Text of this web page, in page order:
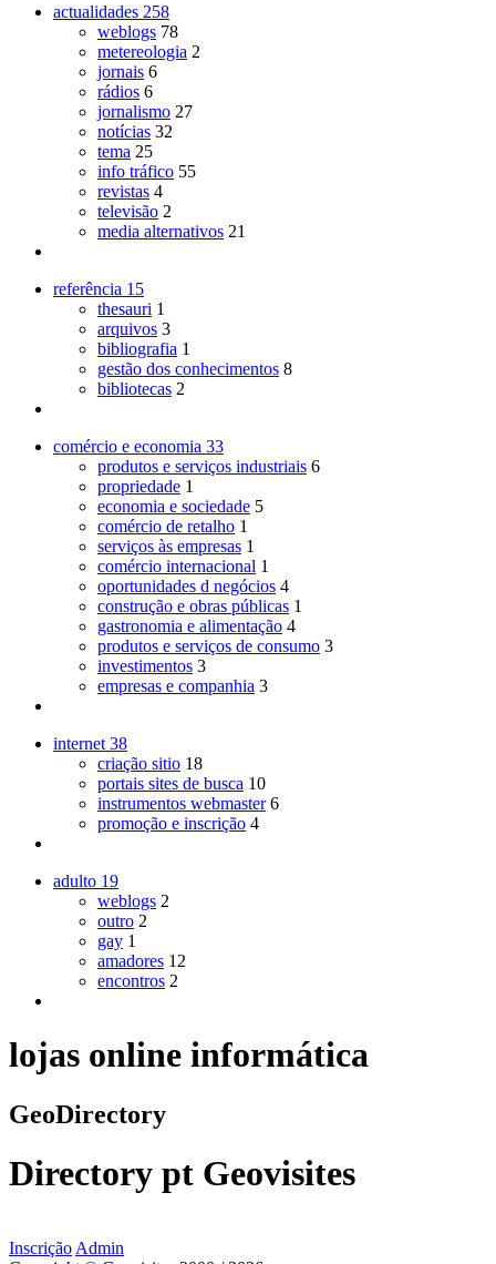
actualidades 258
weblogs 78
metereologia 2
jornais 6
rádios 6
jornalismo 27
notícias 32
tema 25
info tráfico 55
revistas 4
televisão 2
media alternativos 21
referência 15
thesauri 1
arquivos 3
bibliografia 1
gestão dos conhecimentos 8
bibliotecas 2
comércio e economia 33
produtos e serviços industriais 6
propriedade 1
economia e sociedade 5
comércio de retalho 1
serviços às empresas 1
comércio internacional 1
oportunidades d negócios 4
construção e obras públicas 1
gastronomia e alimentação 4
produtos e serviços de consumo 3
investimentos 3
empresas e companhia 3
internet 38
criação sitio 18
portais sites de busca 10
instrumentos webmaster 6
promoção e inscrição 4
adulto 19
weblogs 2
outro 2
gay 1
amadores 12
encontros 2
lojas online informática
GeoDirectory
Directory pt Geovisites
Inscrição Admin